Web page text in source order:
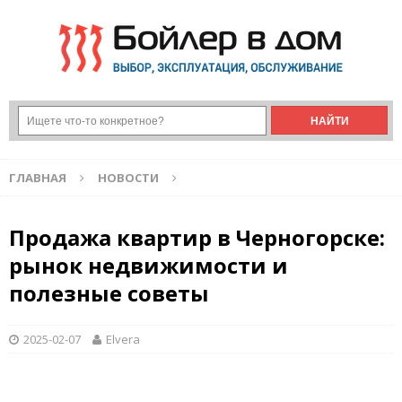
ГЛАВНАЯ НОВОСТИ
Продажа квартир в Черногорске:
рынок недвижимости и
полезные советы
2025-02-07 Elvera